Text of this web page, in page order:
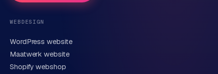
Telefoonnummer(optioneel)
WEBDESIGN
WordPress website
Maatwerk website
Shopify webshop